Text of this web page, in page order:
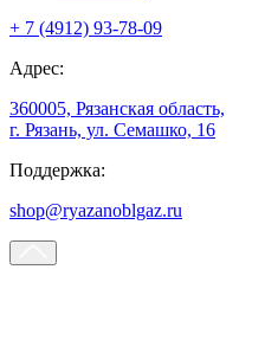
+ 7 (4912) 93-78-09
Адрес:
360005, Рязанская область,
г. Рязань, ул. Семашко, 16
Поддержка:
shop@ryazanoblgaz.ru